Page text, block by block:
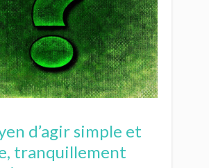
d’agir simple et
tranquillement